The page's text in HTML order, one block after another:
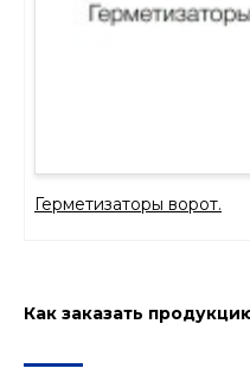
Герметизаторы ворот.
Как заказать